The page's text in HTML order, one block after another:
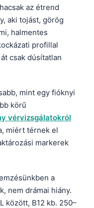
az étrend
aki tojást, görög
halmentes
profillal
csak dúsítatlan
mint egy fióknyi
körű
vérvizsgálatokról
miért térnek el
markerek
a
nem drámai hiány.
között, B12 kb. 250–